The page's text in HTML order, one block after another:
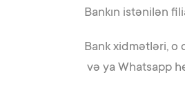
Bankın istənilən
Bank xidmətləri, o
və ya Whatsapp